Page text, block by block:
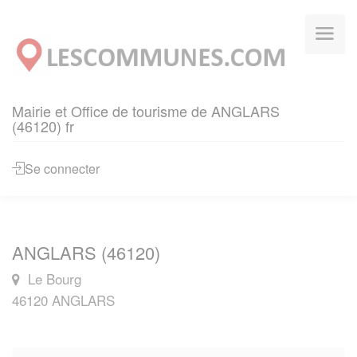
Mairie et Office de tourisme de ANGLARS
(46120) fr
Se connecter
ANGLARS (46120)
Le Bourg
46120 ANGLARS